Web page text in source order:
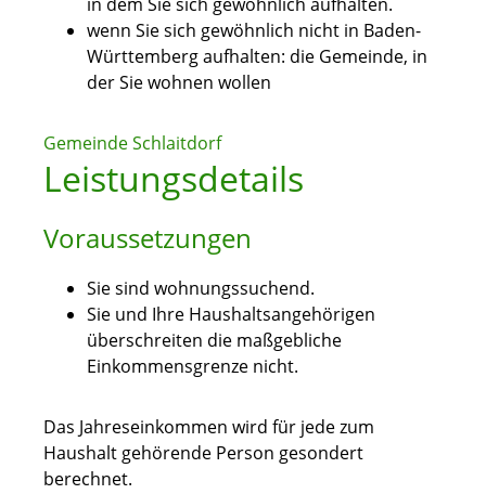
wenn Sie sich gewöhnlich nicht in Baden-
Württemberg aufhalten: die Gemeinde, in
der Sie wohnen wollen
Gemeinde Schlaitdorf
Leistungsdetails
Voraussetzungen
Sie sind wohnungssuchend.
Sie und Ihre Haushaltsangehörigen
überschreiten die maßgebliche
Einkommensgrenze nicht.
Das Jahreseinkommen wird für jede zum
Haushalt gehörende Person gesondert
berechnet.